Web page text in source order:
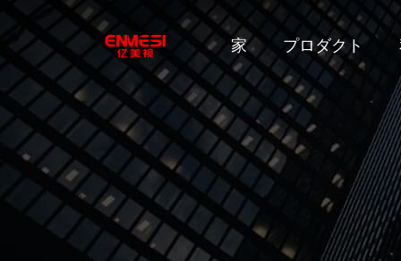
家 プロダクト